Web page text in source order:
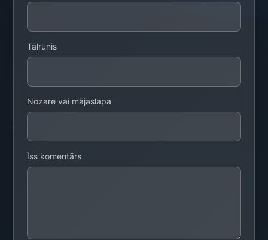
Tālrunis
Nozare vai mājaslapa
Īss komentārs